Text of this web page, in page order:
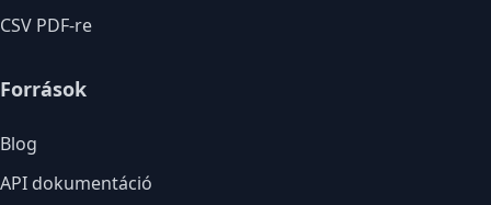
CSV PDF-re
Források
Blog
API dokumentáció